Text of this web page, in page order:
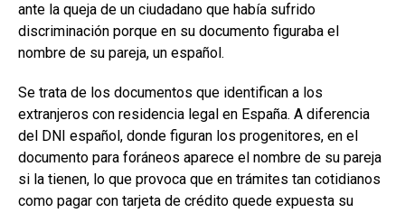
ante la queja de un ciudadano que había sufrido
discriminación porque en su documento figuraba el
nombre de su pareja, un español.
Se trata de los documentos que identifican a los
extranjeros con residencia legal en España. A diferencia
del DNI español, donde figuran los progenitores, en el
documento para foráneos aparece el nombre de su pareja
si la tienen, lo que provoca que en trámites tan cotidianos
como pagar con tarjeta de crédito quede expuesta su